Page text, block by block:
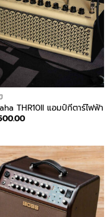
THR10II แอมป์กีตาร์ไฟฟ้า